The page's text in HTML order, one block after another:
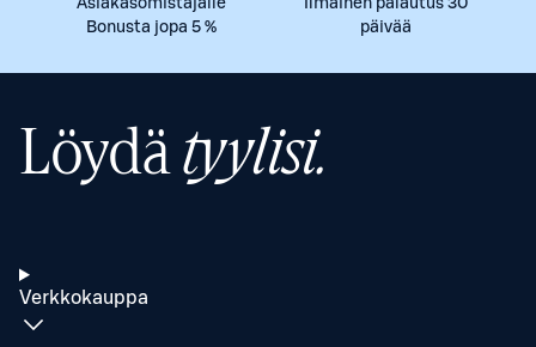
Asiakasomistajalle
Bonusta jopa 5 %
Ilmainen palautus 30
päivää
Löydätyylisi.
Verkkokauppa